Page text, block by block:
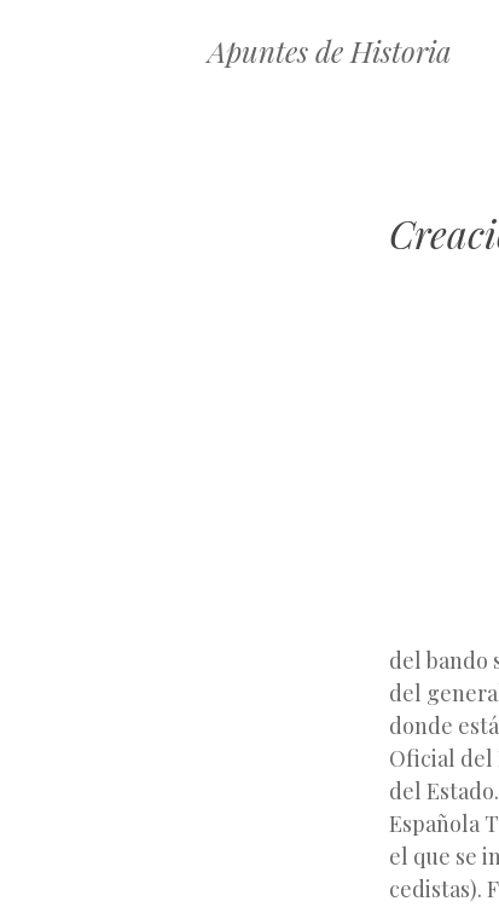
Apuntes de Historia
del bando
del
donde
Oficial del
del
Española
el que se
cedistas).